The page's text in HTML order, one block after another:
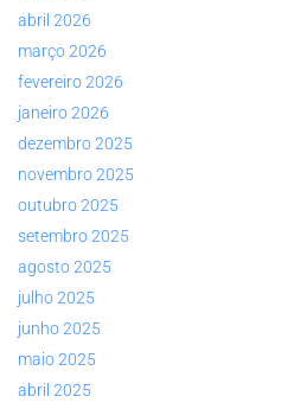
abril 2026
março 2026
fevereiro 2026
janeiro 2026
dezembro 2025
novembro 2025
outubro 2025
setembro 2025
agosto 2025
julho 2025
junho 2025
maio 2025
abril 2025